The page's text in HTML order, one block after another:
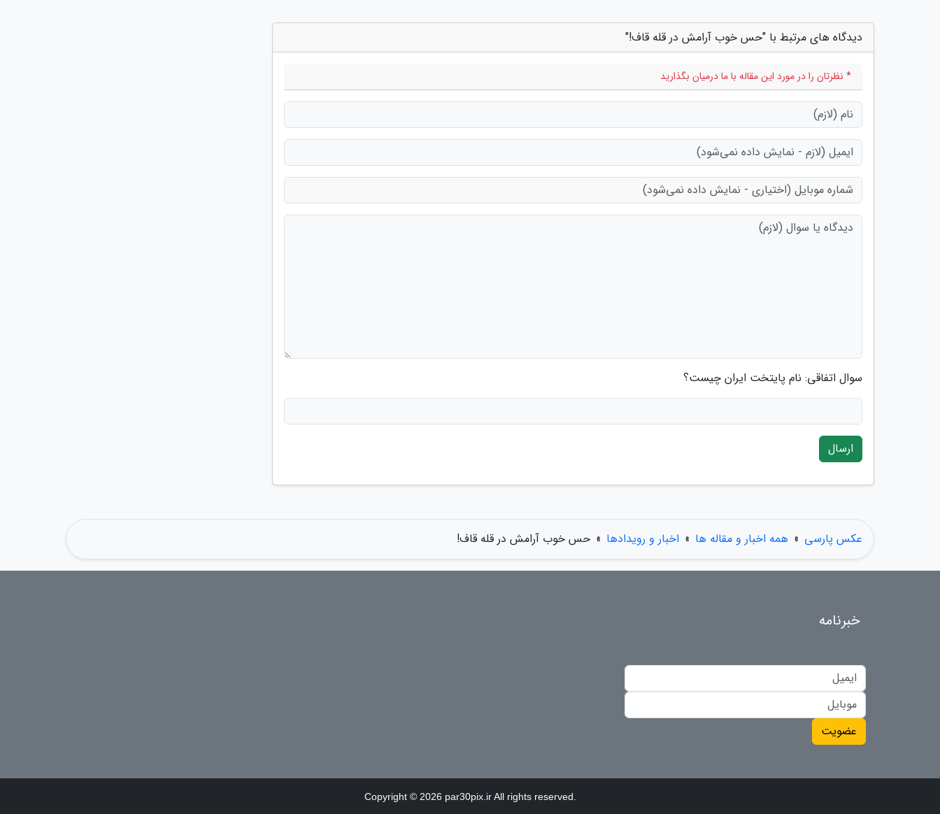
دیدگاه های مرتبط با "حس خوب آرامش در قله قاف!"
* نظرتان را در مورد این مقاله با ما درمیان بگذارید
سوال اتفاقی: نام پایتخت ایران چیست؟
ارسال
عکس پارسی » همه اخبار و مقاله ها » اخبار و رویدادها » حس خوب آرامش در قله قاف!
خبرنامه
عضویت
Copyright © 2026 par30pix.ir All rights reserved.